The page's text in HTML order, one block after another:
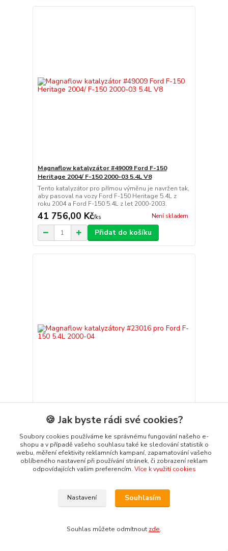
Magnaflow katalyzátor #49009 Ford F-150
Heritage 2004/ F-150 2000-03 5.4L V8
Tento katalyzátor pro přímou výměnu je navržen tak,
aby pasoval na vozy Ford F-150 Heritage 5.4L z
roku 2004 a Ford F-150 5.4L z let 2000-2003.
41 756,00 Kč/ks Není skladem
Přidat do košíku
Magnaflow katalyzátory #23016 pro Ford F-150
5.4L 2000-04
Tento katalyzátor pro přímou montáž je navržen tak,
aby pasoval na vozy Ford F-150 Heritage 5.4L z
roku 2004 a Ford F-150 5.4L z let 2000-2003
34 959,00 Kč/ ks Není skladem
🍪 Jak byste rádi své cookies?
Soubory cookies používáme ke správnému fungování našeho e-
shopu a v případě vašeho souhlasu také ke sledování statistik o
webu, měření efektivity reklamních kampaní, zapamatování vašeho
oblíbeného nastavení při používání stránek, či zobrazení reklam
odpovídajících vašim preferencím. Více k využití cookies
Nastavení Souhlasím
Souhlas můžete odmítnout zde.